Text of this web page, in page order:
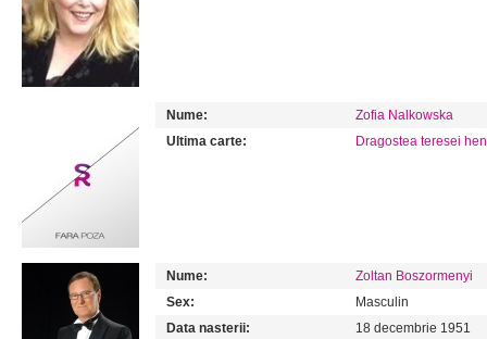
Nume:
Zofia Nalkowska
Ultima carte:
Dragostea teresei
Nume:
Zoltan Boszormenyi
Sex:
Masculin
Data nasterii:
18 decembrie 1951